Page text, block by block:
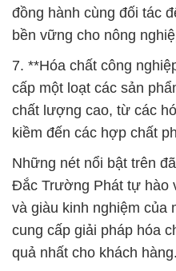
đồng hành cùng đối tác
bền vững cho nông
7. **Hóa chất công
cấp một loạt các sản
chất lượng cao, từ các
kiềm đến các hợp chất
Những nét nổi bật trên
Đắc Trường Phát tự hào
và giàu kinh nghiệm của
cung cấp giải pháp hóa
quả nhất cho khách hàng.